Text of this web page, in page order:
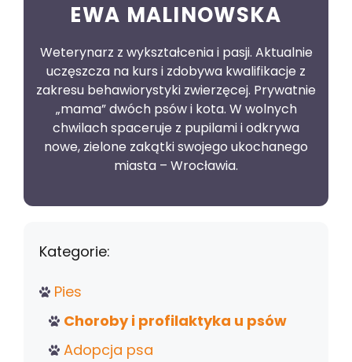
EWA MALINOWSKA
Weterynarz z wykształcenia i pasji. Aktualnie
uczęszcza na kurs i zdobywa kwalifikacje z
zakresu behawiorystyki zwierzęcej. Prywatnie
„mama” dwóch psów i kota. W wolnych
chwilach spaceruje z pupilami i odkrywa
nowe, zielone zakątki swojego ukochanego
miasta – Wrocławia.
Kategorie:
Pies
Choroby i profilaktyka u psów
Adopcja psa